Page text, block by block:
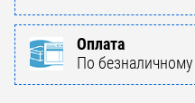
Оплата
По безналичному